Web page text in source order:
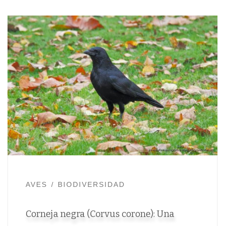
AVES BIODIVERSIDAD
Corneja negra (Corvus corone): Una